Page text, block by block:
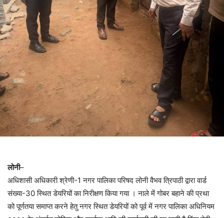
लोनी–
अधिशासी अधिकारी श्रेणी-1 नगर पालिका परिषद लोनी वैभव त्रिपाठी द्वारा वार्ड
संख्या-30 स्थित डेयरियों का निरीक्षण किया गया । नाले में गोबर बहाने की प्रथा
को पूर्णतया समाप्त करने हेतु नगर स्थित डेयरियों को पूर्व में नगर पालिका अधिनियम